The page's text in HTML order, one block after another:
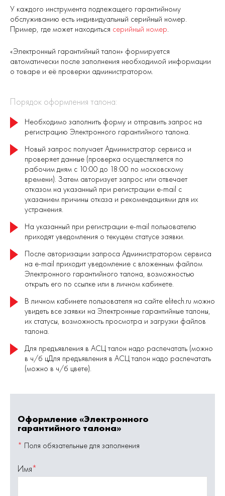
У каждого инструмента подлежащего гарантийному
обслуживанию есть индивидуальный серийный номер.
Пример, где может находиться серийный номер.
«‎Электронный гарантийный талон» формируется
автоматически после заполнения необходимой информации
о товаре и её проверки администратором.
Порядок оформления талона:
Необходимо заполнить форму и отправить запрос на
регистрацию Электронного гарантийного талона.
Новый запрос получает Администратор сервиса и
проверяет данные (проверка осуществляется по
рабочим дням с 10:00 до 18:00 по московскому
времени). Затем авторизует запрос или отвечает
отказом на указанный при регистрации e-mail с
указанием причины отказа и рекомендациями для их
устранения.
На указанный при регистрации e-mail пользователю
приходят уведомления о текущем статусе заявки.
После авторизации запроса Администратором сервиса
на e-mail приходит уведомление с вложенным файлом
Электронного гарантийного талона, возможностью
открыть его по ссылке или в личном кабинете.
В личном кабинете пользователя на сайте elitech.ru можно
увидеть все заявки на Электронные гарантийные талоны,
их статусы, возможность просмотра и загрузки файлов
талона.
Для предъявления в АСЦ талон надо распечатать (можно
в ч/б цДля предъявления в АСЦ талон надо распечатать
(можно в ч/б цвете).
Оформление «‎Электронного
гарантийного талона»
* Поля обязательные для заполнения
Имя*